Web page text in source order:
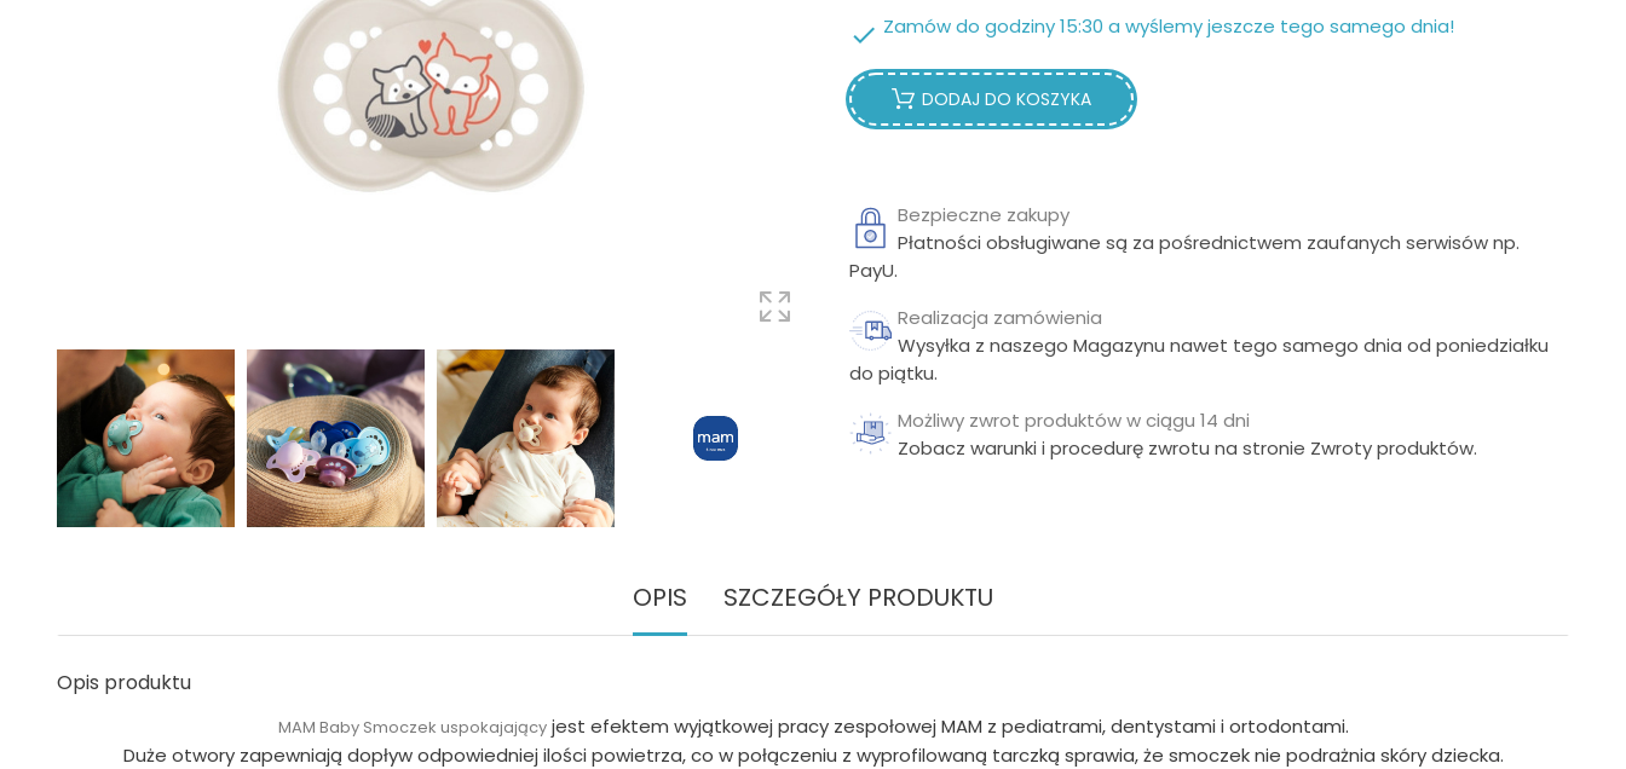
 Zamów do godziny 15:30 a wyślemy jeszcze tego samego dnia!
DODAJ DO KOSZYKA
Bezpieczne zakupy
Płatności obsługiwane są za pośrednictwem zaufanych serwisów np.
PayU.
Realizacja zamówienia
Wysyłka z naszego Magazynu nawet tego samego dnia od poniedziałku
do piątku.
Możliwy zwrot produktów w ciągu 14 dni
Zobacz warunki i procedurę zwrotu na stronie Zwroty produktów.
OPIS SZCZEGÓŁY PRODUKTU
Opis produktu
MAM Baby Smoczek uspokajającyjest efektem wyjątkowej pracy zespołowej MAM z pediatrami, dentystami i ortodontami.
Duże otwory zapewniają dopływ odpowiedniej ilości powietrza, co w połączeniu z wyprofilowaną tarczką sprawia, że smoczek nie podrażnia skóry dziecka.